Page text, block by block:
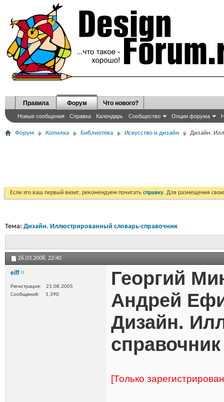
Правила Форум
Новые сообщения Справка Календарь Сообщество Опции форума
Что нового?
Форум Копилка Библиотека Искусство и дизайн Дизайн.
Если это ваш первый визит, рекомендуем почитать справку. Для размещения
Тема: Дизайн. Иллюстрированный словарь-справочник
26.03.2008, 22:40
eiff
Регистрация
21.08.2005
Сообщений
1,390
Георгий
Андрей
Дизайн.
справочник
[Только